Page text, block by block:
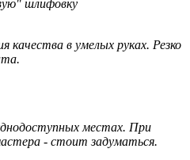
шлифовку
в умелых руках. Резко
местах. При
- стоит задуматься.